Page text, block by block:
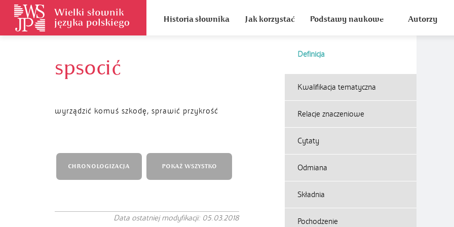
Historia słownika Jak korzystać Podstawy naukowe Autorzy
spsocić
Definicja
wyrządzić komuś szkodę, sprawić przykrość
Kwalifikacja tematyczna
Relacje znaczeniowe
Cytaty
Odmiana
Składnia
Pochodzenie
CHRONOLOGIZACJA POKAŻ WSZYSTKO
Data ostatniej modyfikacji: 05.03.2018